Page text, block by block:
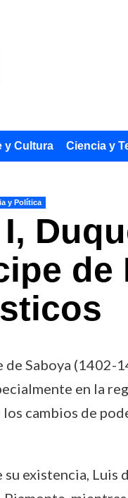
y Cultura Ciencia y
y Política
de Saboya
en la
los cambios de
su existencia, Luis